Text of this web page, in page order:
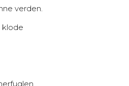
verden.
klode